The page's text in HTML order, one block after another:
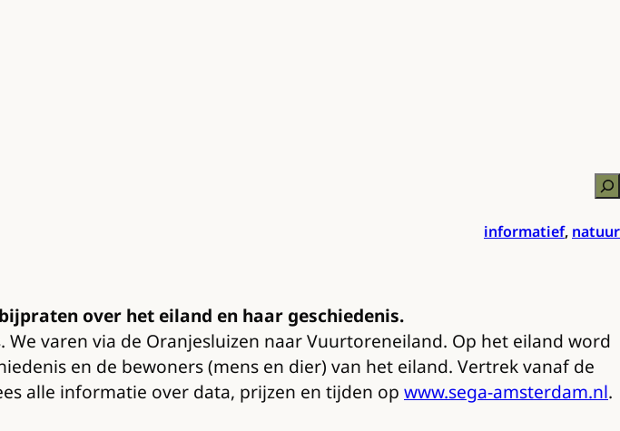
informatief, natuur
over het eiland en haar geschiedenis.
varen via de Oranjesluizen naar Vuurtoreneiland. Op het eiland word
en de bewoners (mens en dier) van het eiland. Vertrek vanaf de
alle informatie over data, prijzen en tijden op www.sega-amsterdam.nl.